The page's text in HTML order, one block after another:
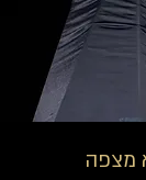
מצפה